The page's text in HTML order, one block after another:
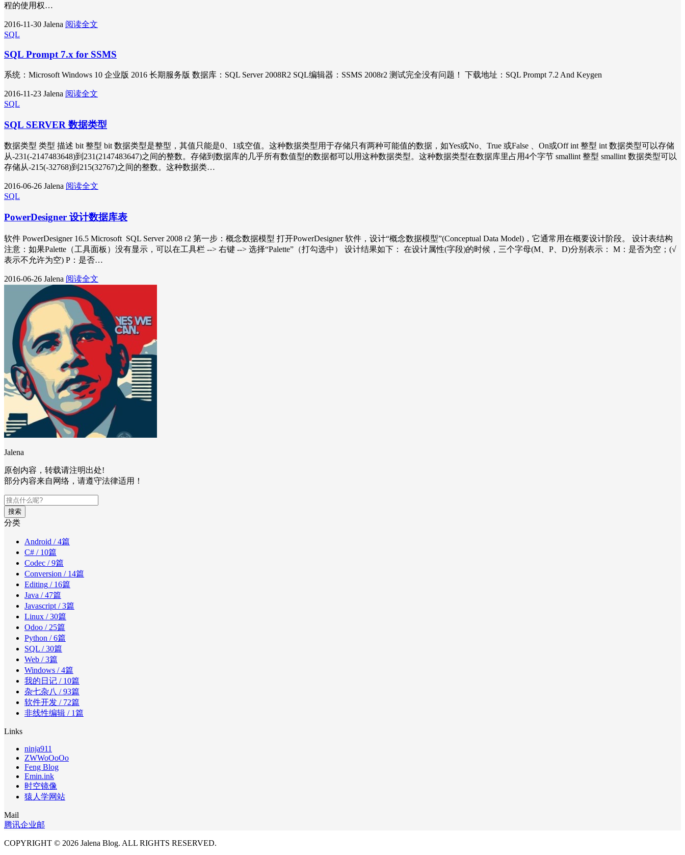
程的使用权…
2016-11-30 Jalena 阅读全文
SQL
SQL Prompt 7.x for SSMS
系统：Microsoft Windows 10 企业版 2016 长期服务版 数据库：SQL Server 2008R2 SQL编辑器：SSMS 2008r2 测试完全没有问题！ 下载地址：SQL Prompt 7.2 And Keygen
2016-11-23 Jalena 阅读全文
SQL
SQL SERVER 数据类型
数据类型 类型 描述 bit 整型 bit 数据类型是整型，其值只能是0、1或空值。这种数据类型用于存储只有两种可能值的数据，如Yes或No、True 或False 、On或Off int 整型 int 数据类型可以存储
从-231(-2147483648)到231(2147483647)之间的整数。存储到数据库的几乎所有数值型的数据都可以用这种数据类型。这种数据类型在数据库里占用4个字节 smallint 整型 smallint 数据类型可以
存储从-215(-32768)到215(32767)之间的整数。这种数据类…
2016-06-26 Jalena 阅读全文
SQL
PowerDesigner 设计数据库表
软件 PowerDesigner 16.5 Microsoft SQL Server 2008 r2 第一步：概念数据模型 打开PowerDesigner 软件，设计“概念数据模型”(Conceptual Data Model)，它通常用在概要设计阶段。 设计表结构
注意：如果Palette（工具面板）没有显示，可以在工具栏 --> 右键 --> 选择“Palette”（打勾选中） 设计结果如下： 在设计属性(字段)的时候，三个字母(M、P、D)分别表示： M：是否为空；(√
表示不允许为空) P：是否…
2016-06-26 Jalena 阅读全文
Jalena
原创内容，转载请注明出处!
部分内容来自网络，请遵守法律适用！
搜索
分类
Android / 4篇
C# / 10篇
Codec / 9篇
Conversion / 14篇
Editing / 16篇
Java / 47篇
Javascript / 3篇
Linux / 30篇
Odoo / 25篇
Python / 6篇
SQL / 30篇
Web / 3篇
Windows / 4篇
我的日记 / 10篇
杂七杂八 / 93篇
软件开发 / 72篇
非线性编辑 / 1篇
Links
ninja911
ZWWoOoOo
Feng Blog
Emin.ink
时空镜像
猿人学网站
Mail
腾讯企业邮
COPYRIGHT © 2026 Jalena Blog. ALL RIGHTS RESERVED.